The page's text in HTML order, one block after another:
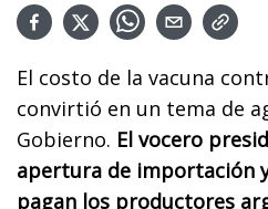
El costo de la vacuna
convirtió en un tema de
Gobierno. El vocero
apertura de importación
pagan los productores